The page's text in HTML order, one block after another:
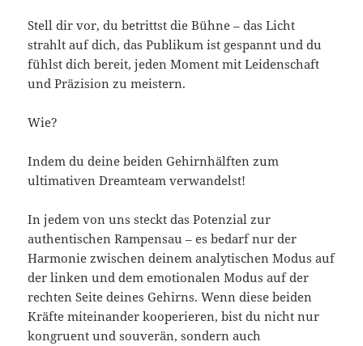
Stell dir vor, du betrittst die Bühne – das Licht
strahlt auf dich, das Publikum ist gespannt und du
fühlst dich bereit, jeden Moment mit Leidenschaft
und Präzision zu meistern.
Wie?
Indem du deine beiden Gehirnhälften zum
ultimativen Dreamteam verwandelst!
In jedem von uns steckt das Potenzial zur
authentischen Rampensau – es bedarf nur der
Harmonie zwischen deinem analytischen Modus auf
der linken und dem emotionalen Modus auf der
rechten Seite deines Gehirns. Wenn diese beiden
Kräfte miteinander kooperieren, bist du nicht nur
kongruent und souverän, sondern auch